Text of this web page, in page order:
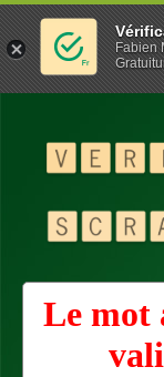
Le mot
Fabien